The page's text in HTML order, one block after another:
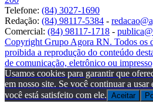
Telefone: (84) 3027-1690
Redação: (84) 98117-5384 -
Comercial: (84) 98117-1718 -
Copyright Grupo Agora RN. Todos os
proibida a reprodução do conteúdo
de comunicação, eletrônico ou
Usamos cookies para garantir que
em nosso site. Se você continuar a usar
você está satisfeito com ele. Aceitar